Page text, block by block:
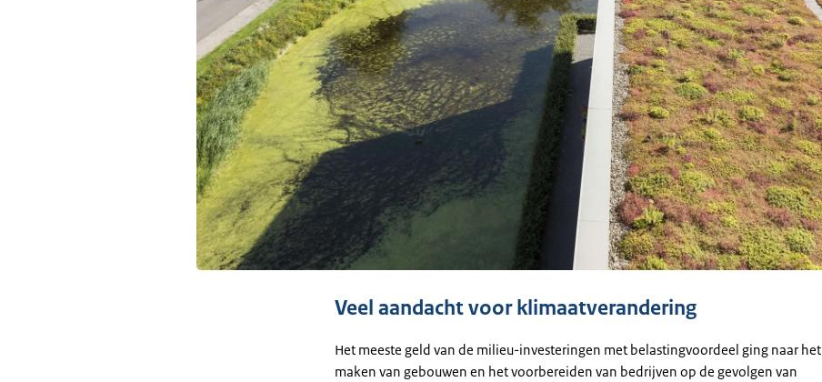
Veel aandacht voor klimaatverandering
Het meeste geld van de milieu-investeringen met belastingvoordeel ging naar
maken van gebouwen en het voorbereiden van bedrijven op de gevolgen van